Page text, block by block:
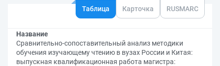
Таблица Карточка RUSMARC
Название
Сравнительно-сопоставительный анализ методики
обучения изучающему чтению в вузах России и Китая:
выпускная квалификационная работа магистра: